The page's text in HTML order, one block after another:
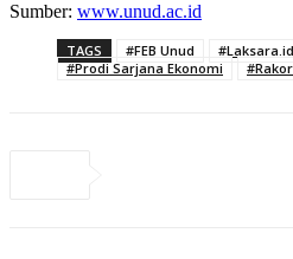
Sumber: www.unud.ac.id
TAGS #FEB Unud #Laksara.id
#Prodi Sarjana Ekonomi